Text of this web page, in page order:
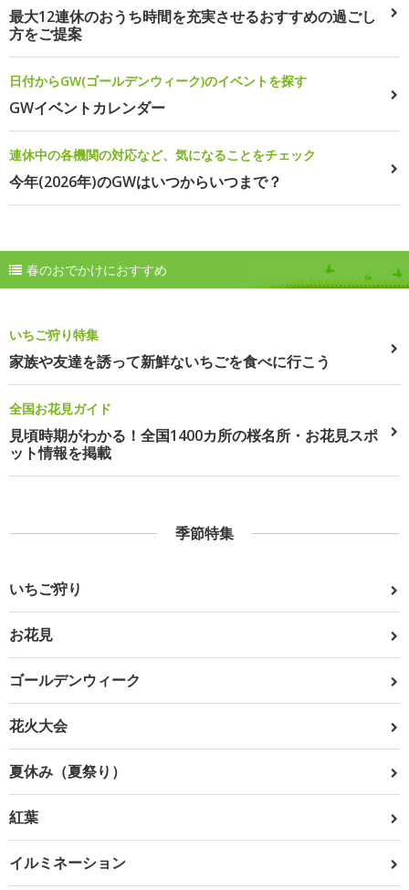
最大12連休のおうち時間を充実させるおすすめの過ごし
方をご提案
日付からGW(ゴールデンウィーク)のイベントを探す
GWイベントカレンダー
連休中の各機関の対応など、気になることをチェック
今年(2026年)のGWはいつからいつまで？
春のおでかけにおすすめ
いちご狩り特集
家族や友達を誘って新鮮ないちごを食べに行こう
全国お花見ガイド
見頃時期がわかる！全国1400カ所の桜名所・お花見スポ
ット情報を掲載
季節特集
いちご狩り
お花見
ゴールデンウィーク
花火大会
夏休み（夏祭り）
紅葉
イルミネーション